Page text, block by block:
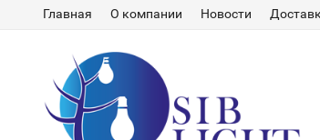
Главная О компании Новости